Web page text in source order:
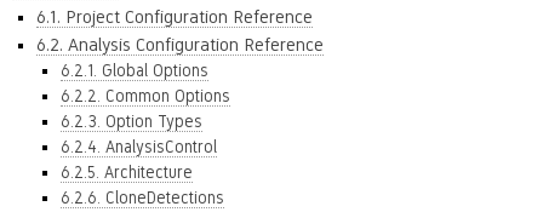
6.1. Project Configuration Reference
6.2. Analysis Configuration Reference
6.2.1. Global Options
6.2.2. Common Options
6.2.3. Option Types
6.2.4. AnalysisControl
6.2.5. Architecture
6.2.6. CloneDetections